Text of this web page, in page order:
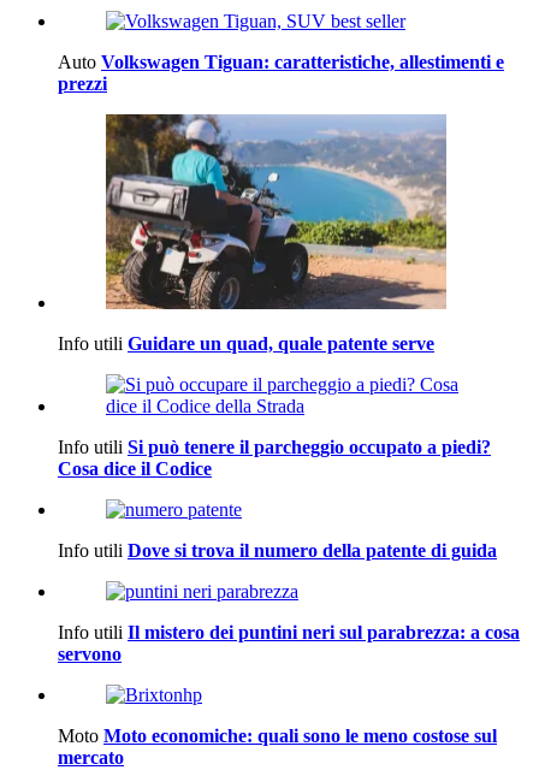
Auto Volkswagen Tiguan: caratteristiche, allestimenti e
prezzi
Info utili Guidare un quad, quale patente serve
Info utili Si può tenere il parcheggio occupato a piedi?
Cosa dice il Codice
Info utili Dove si trova il numero della patente di guida
Info utili Il mistero dei puntini neri sul parabrezza: a cosa
servono
Moto Moto economiche: quali sono le meno costose sul
mercato